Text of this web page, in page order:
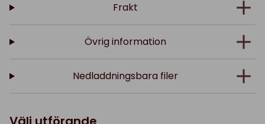
Frakt
Övrig information
Nedladdningsbara filer